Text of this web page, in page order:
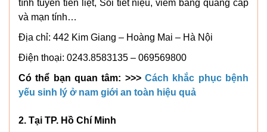
tính tuyến tiền liệt, Sỏi tiết niệu, viêm bàng quang cấp
và mạn tính…
Địa chỉ: 442 Kim Giang – Hoàng Mai – Hà Nội
Điện thoại: 0243.8583135 – 069569800
Có thể bạn quan tâm: >>> Cách khắc phục bệnh
yếu sinh lý ở nam giới an toàn hiệu quả
2. Tại TP. Hồ Chí Minh